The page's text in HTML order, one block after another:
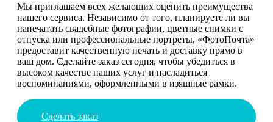
Мы приглашаем всех желающих оценить преимущества
нашего сервиса. Независимо от того, планируете ли вы
напечатать свадебные фотографии, цветные снимки с
отпуска или профессиональные портреты, «ФотоПочта»
предоставит качественную печать и доставку прямо в
ваш дом. Сделайте заказ сегодня, чтобы убедиться в
высоком качестве наших услуг и насладиться
воспоминаниями, оформленными в изящные рамки.
Сделать заказ